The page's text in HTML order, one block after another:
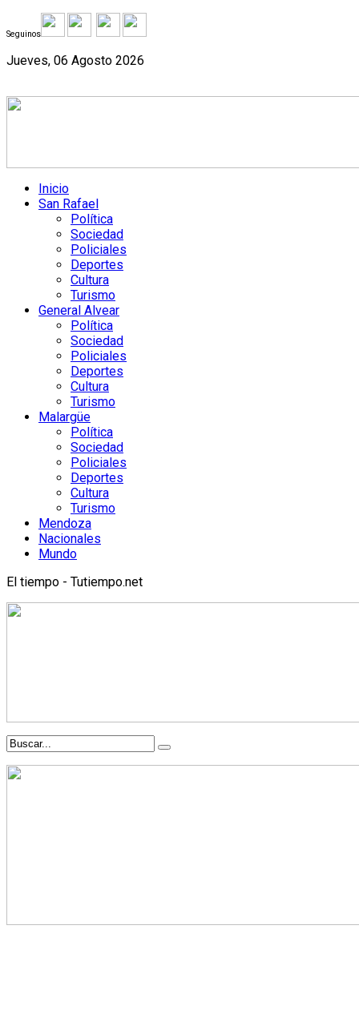
Seguinos
Jueves, 06 Agosto 2026
Inicio
San Rafael
Política
Sociedad
Policiales
Deportes
Cultura
Turismo
General Alvear
Política
Sociedad
Policiales
Deportes
Cultura
Turismo
Malargüe
Política
Sociedad
Policiales
Deportes
Cultura
Turismo
Mendoza
Nacionales
Mundo
El tiempo - Tutiempo.net